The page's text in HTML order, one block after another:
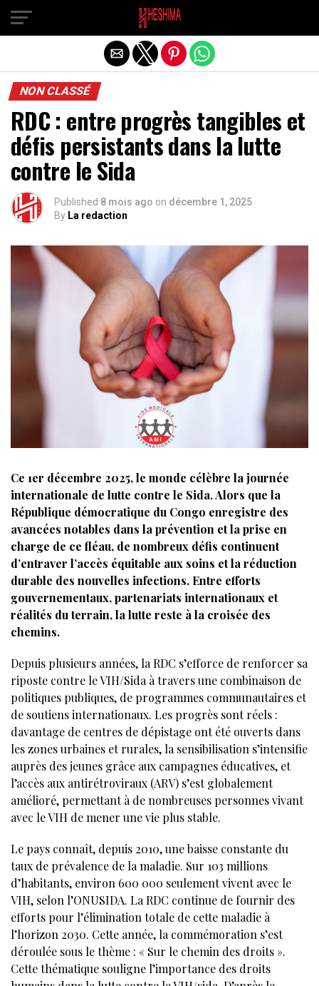
NON CLASSÉ
RDC : entre progrès tangibles et
défis persistants dans la lutte
contre le Sida
Published 8 mois ago on décembre 1, 2025
By La redaction
Ce 1er décembre 2025, le monde célèbre la journée
internationale de lutte contre le Sida. Alors que la
République démocratique du Congo enregistre des
avancées notables dans la prévention et la prise en
charge de ce fléau, de nombreux défis continuent
d’entraver l’accès équitable aux soins et la réduction
durable des nouvelles infections. Entre efforts
gouvernementaux, partenariats internationaux et
réalités du terrain, la lutte reste à la croisée des
chemins.
Depuis plusieurs années, la RDC s’efforce de renforcer sa
riposte contre le VIH/Sida à travers une combinaison de
politiques publiques, de programmes communautaires et
de soutiens internationaux. Les progrès sont réels :
davantage de centres de dépistage ont été ouverts dans
les zones urbaines et rurales, la sensibilisation s’intensifie
auprès des jeunes grâce aux campagnes éducatives, et
l’accès aux antirétroviraux (ARV) s’est globalement
amélioré, permettant à de nombreuses personnes vivant
avec le VIH de mener une vie plus stable.
Le pays connaît, depuis 2010, une baisse constante du
taux de prévalence de la maladie. Sur 103 millions
d’habitants, environ 600 000 seulement vivent avec le
VIH, selon l’ONUSIDA. La RDC continue de fournir des
efforts pour l’élimination totale de cette maladie à
l’horizon 2030. Cette année, la commémoration s’est
déroulée sous le thème : « Sur le chemin des droits ».
Cette thématique souligne l’importance des droits
Quitter la version mobile